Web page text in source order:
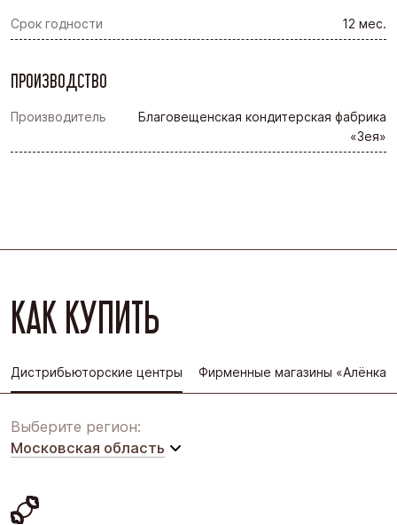
Срок годности 12 мес.
ПРОИЗВОДСТВО
Производитель
Благовещенская кондитерская фабрика
«Зея»
КАК КУПИТЬ
Дистрибьюторские центры Фирменные магазины «Алёнка»
Выберите регион:
Московская область
Восточная Сибирь